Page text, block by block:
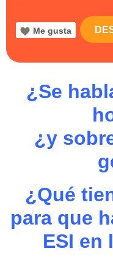
Me gusta
¿Se
¿y
¿Qué
para que
ESI en